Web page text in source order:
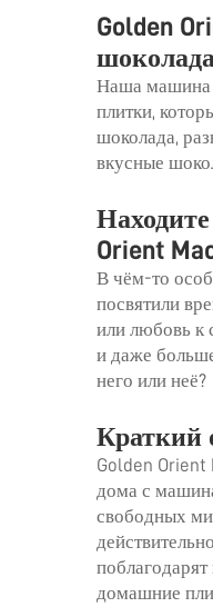
Golden
шоколада
Наша машина
плитки,
шоколада,
вкусные
Orient
В чём-то
посвятили
или любовь к
и даже
него или неё?
Краткий
Golden Orient
дома с
свободных
домашние